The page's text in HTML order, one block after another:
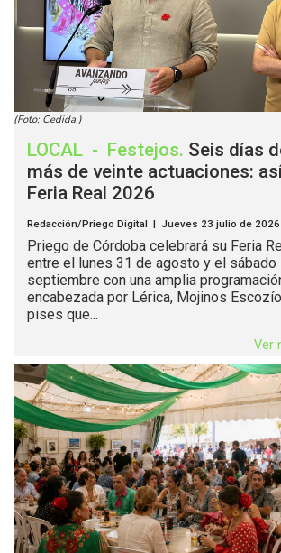
(Foto: Cedida.)
LOCAL - Festejos. Seis días
más de veinte actuaciones:
Feria Real 2026
Redacción/Priego Digital | Jueves 23 julio de 2026
Priego de Córdoba celebrará su Feria
entre el lunes 31 de agosto y el sábado
septiembre con una amplia
encabezada por Lérica, Mojinos
pises que...
Ver